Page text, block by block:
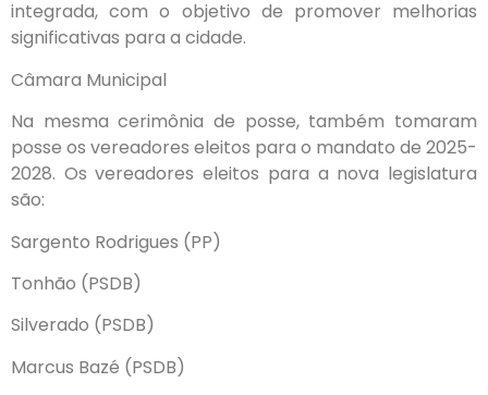
integrada, com o objetivo de promover melhorias
significativas para a cidade.
Câmara Municipal
Na mesma cerimônia de posse, também tomaram
posse os vereadores eleitos para o mandato de 2025-
2028. Os vereadores eleitos para a nova legislatura
são:
Sargento Rodrigues (PP)
Tonhão (PSDB)
Silverado (PSDB)
Marcus Bazé (PSDB)